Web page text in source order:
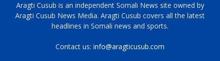
Aragti Cusub is an independent Somali News site owned by
Aragti Cusub News Media. Aragti Cusub covers all the latest
headlines in Somali news and sports.
Contact us: info@aragticusub.com